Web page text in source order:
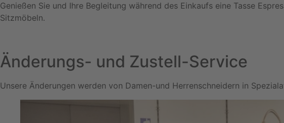
Genießen Sie und Ihre Begleitung während des Einkaufs eine Tasse
Sitzmöbeln.
Änderungs- und Zustell-Service
Unsere Änderungen werden von Damen-und Herrenschneidern in